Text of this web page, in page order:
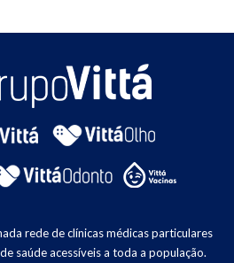
rede de clínicas médicas particulares
saúde acessíveis a toda a população.